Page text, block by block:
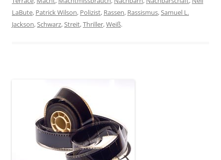
LaBute, Patrick Wilson, Polizist, Rassen, Rassismus,Samuel L.
Jackson,Schwarz,Streit,Thriller,Weiß.